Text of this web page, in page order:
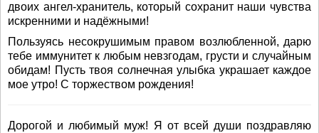
двоих ангел-хранитель, который сохранит наши чувства
искренними и надёжными!
Пользуясь несокрушимым правом возлюбленной, дарю
тебе иммунитет к любым невзгодам, грусти и случайным
обидам! Пусть твоя солнечная улыбка украшает каждое
мое утро! С торжеством рождения!
Дорогой и любимый муж! Я от всей души поздравляю